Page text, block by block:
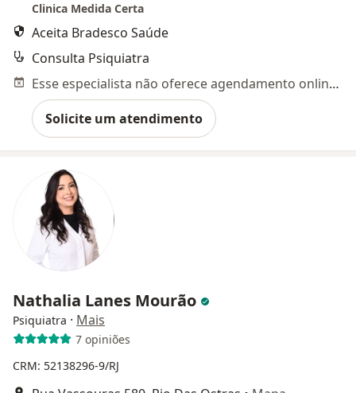
Clinica Medida Certa
Aceita Bradesco Saúde
Consulta Psiquiatra
Esse especialista não oferece agendamento online para esse endereço.
Solicite um atendimento
Nathalia Lanes Mourão
Psiquiatra · Mais
7 opiniões
CRM: 52138296-9/RJ